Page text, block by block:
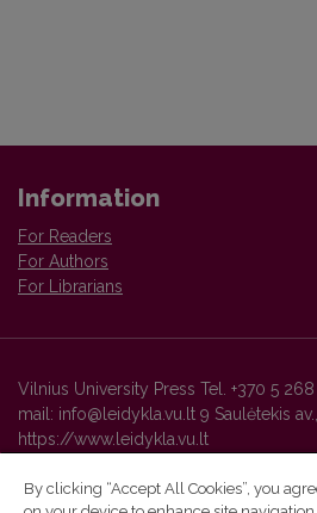
Information
For Readers
For Authors
For Librarians
Vilnius University Press Tel. +370 5 268
mail: info@leidykla.vu.lt 9 Saulėtekis
https://www.leidykla.vu.lt
By clicking “Accept All Cookies”, you